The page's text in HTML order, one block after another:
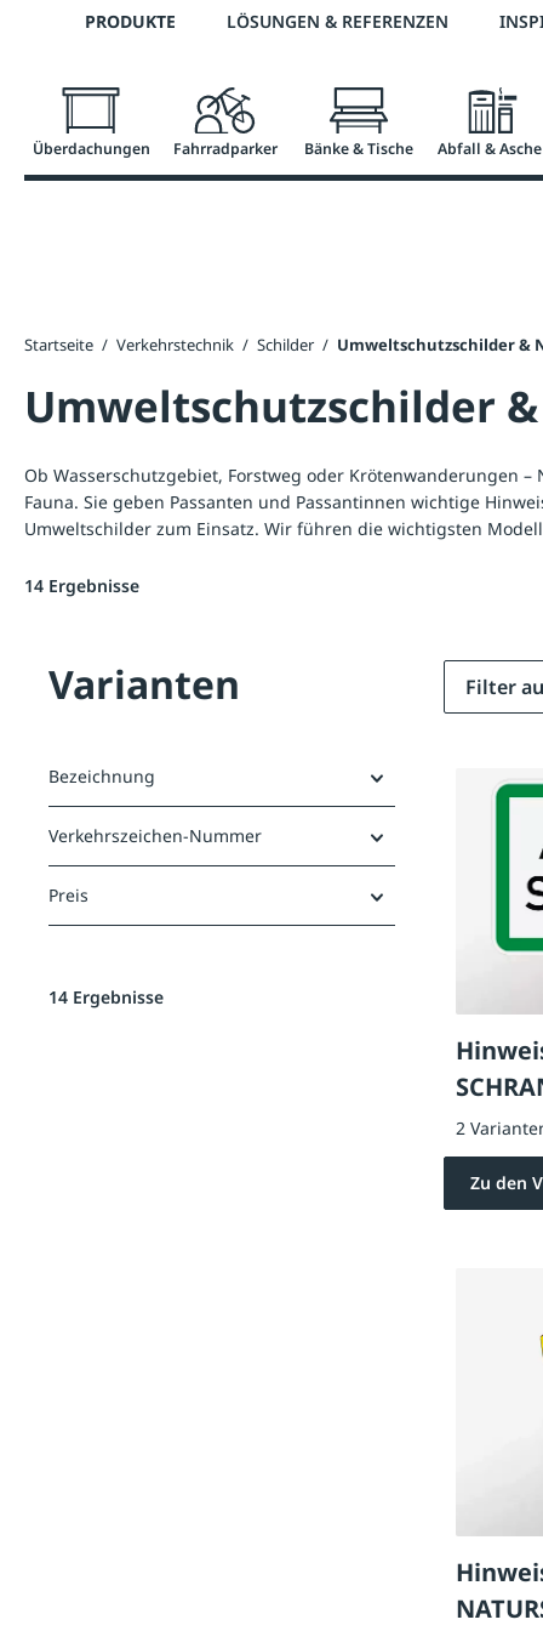
Zur Hauptnavigation springen
Telefon: 0800 / 100 49 02
PRODUKTE LÖSUNGEN & REFERENZEN
Überdachungen Fahrradparker Bänke & Tische Abfall &
Startseite / Verkehrstechnik / Schilder / Umweltschutzschilder &
Umweltschutzschilder
Ob Wasserschutzgebiet, Forstweg oder Krötenwanderungen
Fauna. Sie geben Passanten und Passantinnen wichtige
Umweltschilder zum Einsatz. Wir führen die wichtigsten
14 Ergebnisse
Varianten
Bezeichnung
Verkehrszeichen-Nummer
Preis
14 Ergebnisse
Filter
2
Zu den